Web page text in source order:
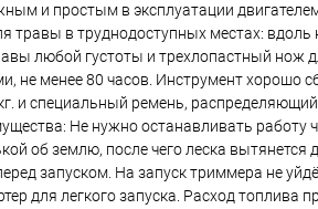
и простым в эксплуатации
в труднодоступных местах: вдоль
любой густоты и трехлопастный нож
не менее 80 часов. Инструмент хорошо
и специальный ремень,
Не нужно останавливать работу
об землю, после чего леска
запуском. На запуск триммера не
для легкого запуска. Расход топлива